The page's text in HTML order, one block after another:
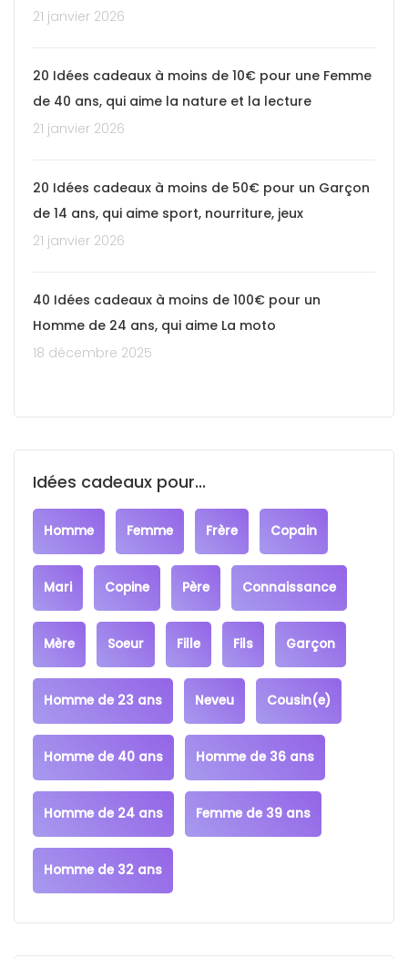
21 janvier 2026
20 Idées cadeaux à moins de 10€ pour une Femme
de 40 ans, qui aime la nature et la lecture
21 janvier 2026
20 Idées cadeaux à moins de 50€ pour un Garçon
de 14 ans, qui aime sport, nourriture, jeux
21 janvier 2026
40 Idées cadeaux à moins de 100€ pour un
Homme de 24 ans, qui aime La moto
18 décembre 2025
Idées cadeaux pour...
Homme Femme Frère Copain
Mari Copine Père Connaissance
Mère Soeur Fille Fils Garçon
Homme de 23 ans Neveu Cousin(e)
Homme de 40 ans Homme de 36 ans
Homme de 24 ans Femme de 39 ans
Homme de 32 ans